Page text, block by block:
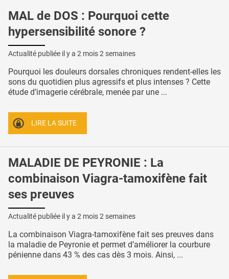
MAL de DOS : Pourquoi cette
hypersensibilité sonore ?
Actualité publiée il y a 2 mois 2 semaines
Pourquoi les douleurs dorsales chroniques rendent-elles les
sons du quotidien plus agressifs et plus intenses ? Cette
étude d’imagerie cérébrale, menée par une ...
LIRE LA SUITE
MALADIE DE PEYRONIE : La
combinaison Viagra-tamoxifène fait
ses preuves
Actualité publiée il y a 2 mois 2 semaines
La combinaison Viagra-tamoxifène fait ses preuves dans
la maladie de Peyronie et permet d’améliorer la courbure
pénienne dans 43 % des cas dès 3 mois. Ainsi, ...